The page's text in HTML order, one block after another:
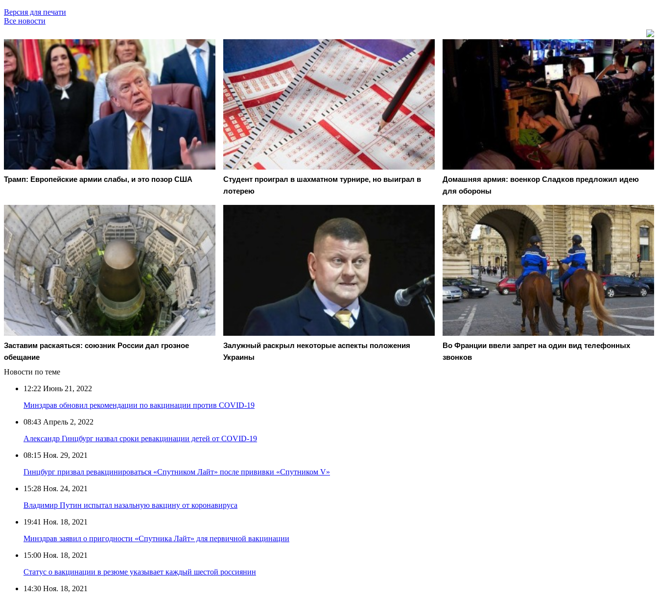
Версия для печати
Все новости
Трамп: Европейские армии слабы, и это позор США
Студент проиграл в шахматном турнире, но выиграл в
лотерею
Домашняя армия: военкор Сладков предложил идею
для обороны
Заставим раскаяться: союзник России дал грозное
обещание
Залужный раскрыл некоторые аспекты положения
Украины
Во Франции ввели запрет на один вид телефонных
звонков
Новости по теме
12:22 Июнь 21, 2022
Минздрав обновил рекомендации по вакцинации против COVID-19
08:43 Апрель 2, 2022
Александр Гинцбург назвал сроки ревакцинации детей от COVID-19
08:15 Ноя. 29, 2021
Гинцбург призвал ревакцинироваться «Спутником Лайт» после прививки «Спутником V»
15:28 Ноя. 24, 2021
Владимир Путин испытал назальную вакцину от коронавируса
19:41 Ноя. 18, 2021
Минздрав заявил о пригодности «Спутника Лайт» для первичной вакцинации
15:00 Ноя. 18, 2021
Статус о вакцинации в резюме указывает каждый шестой россиянин
14:30 Ноя. 18, 2021